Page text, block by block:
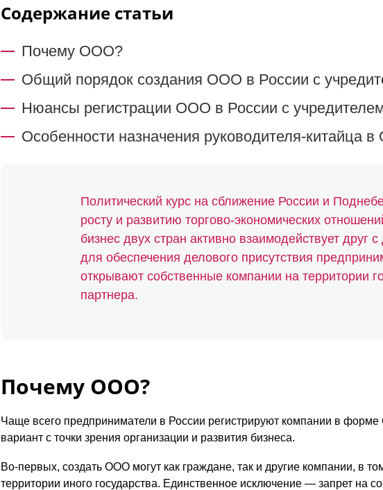
Содержание статьи
Почему ООО?
Общий порядок создания ООО в России с
Нюансы регистрации ООО в России с
Особенности назначения руководителя-китайца
Политический курс на сближение России и
росту и развитию торгово-экономических
бизнес двух стран активно взаимодействует друг
для обеспечения делового присутствия
открывают собственные компании на территории
партнера.
Почему ООО?
Чаще всего предприниматели в России регистрируют компании в
вариант с точки зрения организации и развития бизнеса.
Во-первых, создать ООО могут как граждане, так и другие компании, в
территории иного государства. Единственное исключение — запрет на